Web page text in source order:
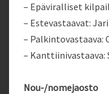
– Epäviralliset
– Estevastaavat:
– Palkintovastaava:
– Kanttiinivastaava:
Nou-/nomejaosto